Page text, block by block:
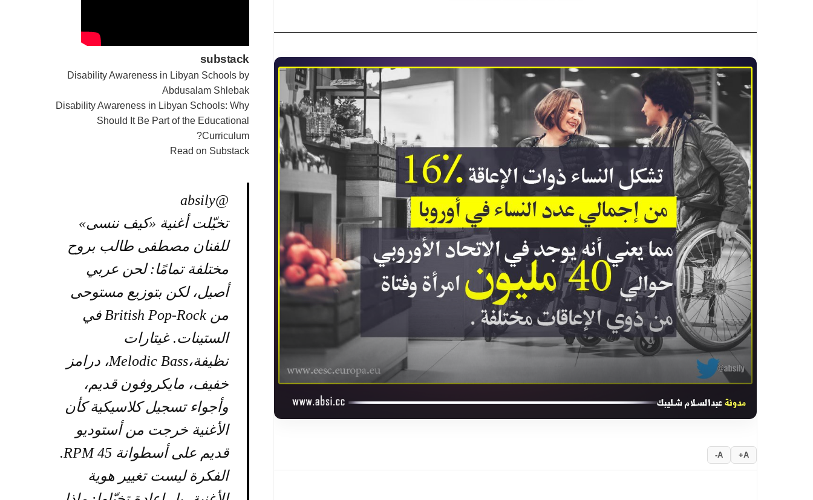
A+
A-
substack
Disability Awareness in Libyan Schools by
Abdusalam Shlebak
Disability Awareness in Libyan Schools: Why
Should It Be Part of the Educational
Curriculum?
Read on Substack
@absily
تخيّلت أغنية «كيف ننسى»
للفنان مصطفى طالب بروح
مختلفة تمامًا: لحن عربي
أصيل، لكن بتوزيع مستوحى
من British Pop-Rock في
الستينات. غيتارات
نظيفة،Melodic Bass، درامز
خفيف، مايكروفون قديم،
وأجواء تسجيل كلاسيكية كأن
الأغنية خرجت من أستوديو
قديم على أسطوانة 45 RPM.
الفكرة ليست تغيير هوية